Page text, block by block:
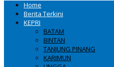
Home
Berita Terkini
KEPRI
BATAM
BINTAN
TANJUNG PINANG
KARIMUN